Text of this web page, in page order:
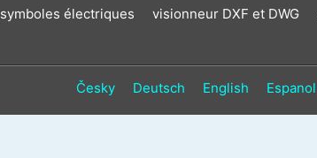
symboles électriques visionneur DXF et DWG
Česky Deutsch English Espanol